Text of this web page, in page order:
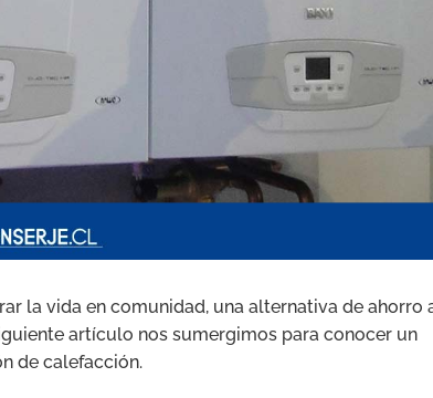
la vida en comunidad, una alternativa de ahorro
artículo nos sumergimos para conocer un
de calefacción.